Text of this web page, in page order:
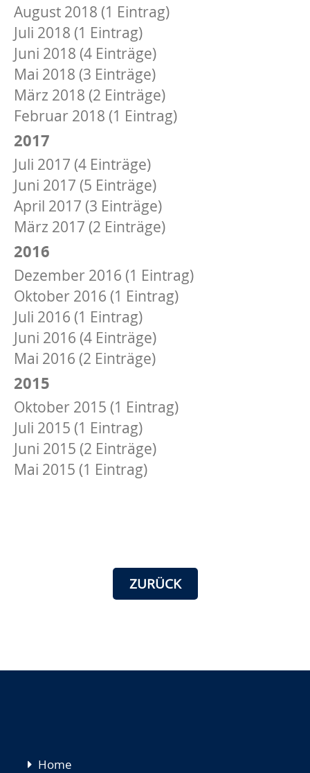
August 2018 (1 Eintrag)
Juli 2018 (1 Eintrag)
Juni 2018 (4 Einträge)
Mai 2018 (3 Einträge)
März 2018 (2 Einträge)
Februar 2018 (1 Eintrag)
2017
Juli 2017 (4 Einträge)
Juni 2017 (5 Einträge)
April 2017 (3 Einträge)
März 2017 (2 Einträge)
2016
Dezember 2016 (1 Eintrag)
Oktober 2016 (1 Eintrag)
Juli 2016 (1 Eintrag)
Juni 2016 (4 Einträge)
Mai 2016 (2 Einträge)
2015
Oktober 2015 (1 Eintrag)
Juli 2015 (1 Eintrag)
Juni 2015 (2 Einträge)
Mai 2015 (1 Eintrag)
ZURÜCK
Navigation
Home